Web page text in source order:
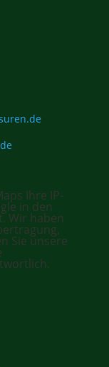
Ihre IP-
in den
Wir haben
Sie unsere